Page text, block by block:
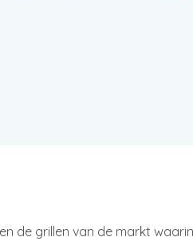
de grillen van de markt